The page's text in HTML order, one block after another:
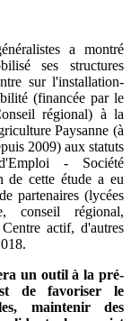
a montré
ses structures
sur l'installation-
(financée par le
régional) à la
Paysanne (à
2009) aux statuts
- Société
de cette étude a eu
partenaires (lycées
conseil régional,
actif, d'autres
un outil à la pré-
de favoriser le
maintenir des